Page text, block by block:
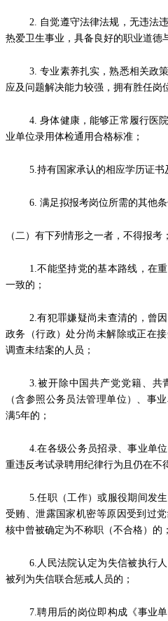
2. 自觉遵守法律法规，无违法
热爱卫生事业，具备良好的职业道德
3. 专业素养扎实，熟悉相关政
应及问题解决能力较强，拥有胜任岗
4. 身体健康，能够正常履行医
业单位录用体检通用合格标准；
5.持有国家承认的相应学历证书
6. 满足拟报考岗位所需的其他条
（二）有下列情形之一者，不得报考；
1.不能坚持党的基本路线，在
一致的；
2.有犯罪嫌疑尚未查清的，曾
政务（行政）处分尚未解除或正在
调查未结案的人员；
3.被开除中国共产党党籍、共
（含参照公务员法管理单位）、事
满5年的；
4.在各级公务员招录、事业单
重违反考试录聘用纪律行为且仍在不
5.任职（工作）或服役期间发
受贿、泄露国家机密等原因受到过
核中曾被确定为不称职（不合格）的；
6.人民法院认定为失信被执行
被列为失信联合惩戒人员的；
7.聘用后的岗位即构成《事业